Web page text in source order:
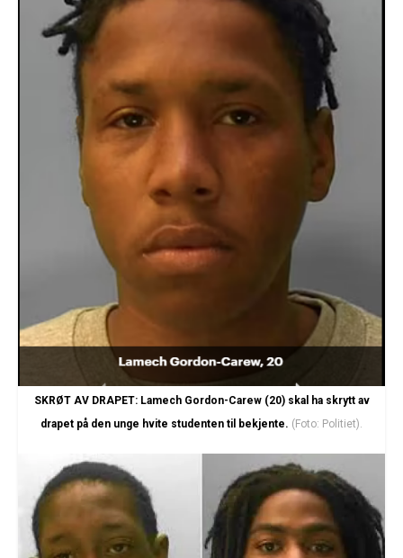
SKRØT AV DRAPET: Lamech Gordon-Carew (20) skal ha skrytt av
drapet på den unge hvite studenten til bekjente. (Foto: Politiet).